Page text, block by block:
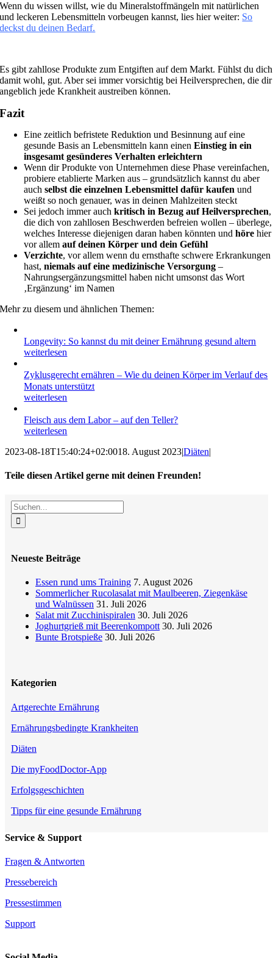
Wenn du wissen willst, wie du Mineralstoffmängeln mit natürlichen
und leckeren Lebensmitteln vorbeugen kannst, lies hier weiter: So
deckst du deinen Bedarf.
Es gibt zahllose Produkte zum Entgiften auf dem Markt. Fühlst du dich
damit wohl, gut. Aber sei immer vorsichtig bei Heilversprechen, die dir
angeblich jede Krankheit austreiben können.
Fazit
Eine zeitlich befristete Reduktion und Besinnung auf eine
gesunde Basis an Lebensmitteln kann einenEinstieg in ein
insgesamt gesünderes Verhalten erleichtern
Wenn dir Produkte von Unternehmen diese Phase vereinfachen,
probiere etablierte Marken aus – grundsätzlich kannst du aber
auchselbst die einzelnen Lebensmittel dafür kaufen und
weißt so noch genauer, was in deinen Mahlzeiten steckt
Sei jedoch immer auchkritisch in Bezug auf Heilversprechen,
die dich von zahllosen Beschwerden befreien wollen – überlege,
welches Interesse diejenigen daran haben könnten undhöre hier
vor allemauf deinen Körper und dein Gefühl
Verzichte, vor allem wenn du ernsthafte schwere Erkrankungen
hast,niemals auf eine medizinische Versorgung –
Nahrungsergänzungsmittel haben nicht umsonst das Wort
‚Ergänzung‘ im Namen
Mehr zu diesem und ähnlichen Themen:
Longevity: So kannst du mit deiner Ernährung gesund altern
weiterlesen
Zyklusgerecht ernähren – Wie du deinen Körper im Verlauf des
Monats unterstützt
weiterlesen
Fleisch aus dem Labor – auf den Teller?
weiterlesen
2023-08-18T15:40:24+02:0018. August 2023|Diäten|
Teile diesen Artikel gerne mit deinen Freunden!
Facebook
XReddit
LinkedIn
WhatsApp
Tumblr
Pinterest
Vk
E-
Mail
Suche
nach:
Neueste Beiträge
Essen rund ums Training 7. August 2026
Sommerlicher Rucolasalat mit Maulbeeren, Ziegenkäse
und Walnüssen 31. Juli 2026
Salat mit Zucchinispiralen 30. Juli 2026
Joghurtgrieß mit Beerenkompott 30. Juli 2026
Bunte Brotspieße 30. Juli 2026
Kategorien
Artgerechte Ernährung
Ernährungsbedingte Krankheiten
Diäten
Die myFoodDoctor-App
Erfolgsgeschichten
Tipps für eine gesunde Ernährung
Service & Support
Fragen & Antworten
Pressebereich
Pressestimmen
Support